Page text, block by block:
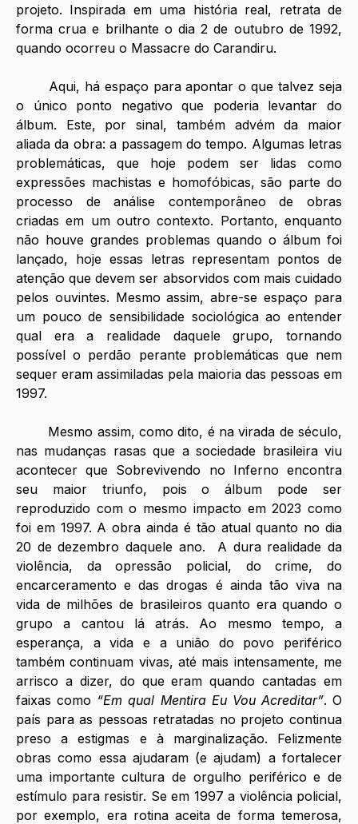
projeto. Inspirada em uma história real, retrata de
forma crua e brilhante o dia 2 de outubro de 1992,
quando ocorreu o Massacre do Carandiru.
o único ponto negativo que poderia levantar do
álbum. Este, por sinal, também advém da maior
aliada da obra: a passagem do tempo. Algumas letras
problemáticas, que hoje podem ser lidas como
expressões machistas e homofóbicas, são parte do
processo de análise contemporâneo de obras
criadas em um outro contexto. Portanto, enquanto
não houve grandes problemas quando o álbum foi
lançado, hoje essas letras representam pontos de
atenção que devem ser absorvidos com mais cuidado
pelos ouvintes. Mesmo assim, abre-se espaço para
um pouco de sensibilidade sociológica ao entender
qual era a realidade daquele grupo, tornando
possível o perdão perante problemáticas que nem
sequer eram assimiladas pela maioria das pessoas em
1997.
nas mudanças rasas que a sociedade brasileira viu
acontecer que Sobrevivendo no Inferno encontra
seu maior triunfo, pois o álbum pode ser
reproduzido com o mesmo impacto em 2023 como
foi em 1997. A obra ainda é tão atual quanto no dia
20 de dezembro daquele ano.  A dura realidade da
violência, da opressão policial, do crime, do
encarceramento e das drogas é ainda tão viva na
vida de milhões de brasileiros quanto era quando o
grupo a cantou lá atrás. Ao mesmo tempo, a
esperança, a vida e a união do povo periférico
também continuam vivas, até mais intensamente, me
arrisco a dizer, do que eram quando cantadas em
faixas como “Em qual Mentira Eu Vou Acreditar”. O
país para as pessoas retratadas no projeto continua
preso a estigmas e à marginalização. Felizmente
obras como essa ajudaram (e ajudam) a fortalecer
uma importante cultura de orgulho periférico e de
estímulo para resistir. Se em 1997 a violência policial,
por exemplo, era rotina aceita de forma temerosa,